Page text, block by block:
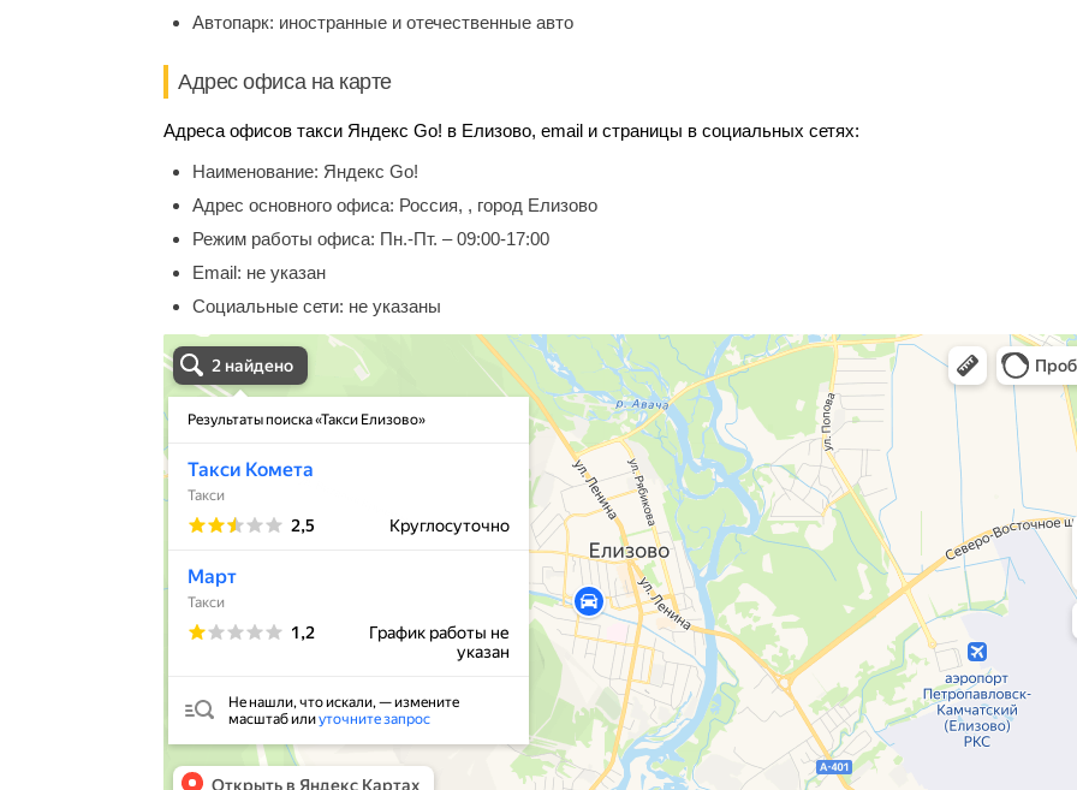
Автопарк: иностранные и отечественные авто
Адрес офиса на карте
Адреса офисов такси Яндекс Go! в Елизово, email и страницы в социальных сетях:
Наименование: Яндекс Go!
Адрес основного офиса: Россия, , город Елизово
Режим работы офиса: Пн.-Пт. – 09:00-17:00
Email: не указан
Социальные сети: не указаны